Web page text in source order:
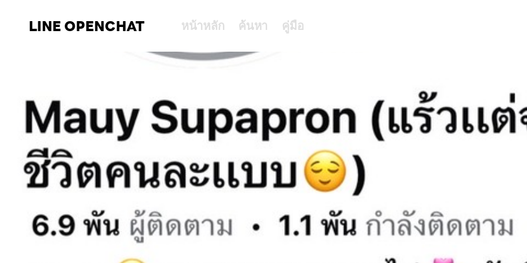
LINE OPENCHAT หน้าหลัก ค้นหา คู่มือ